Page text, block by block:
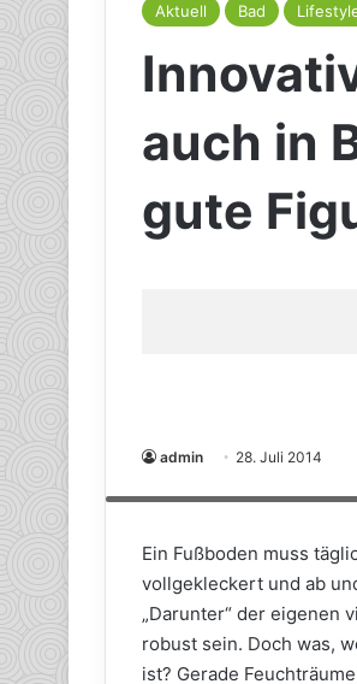
Aktuell Bad
auch in
gute
admin 28. Juli 2014
Widerstandsfähigkeit in tollem
Ein Fußboden muss
vollgekleckert und ab
„Darunter“ der eigenen
robust sein. Doch was,
ist? Gerade